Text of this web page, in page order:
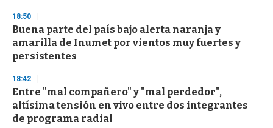
18:50
Buena parte del país bajo alerta naranja y
amarilla de Inumet por vientos muy fuertes y
persistentes
18:42
Entre "mal compañero" y "mal perdedor",
altísima tensión en vivo entre dos integrantes
de programa radial